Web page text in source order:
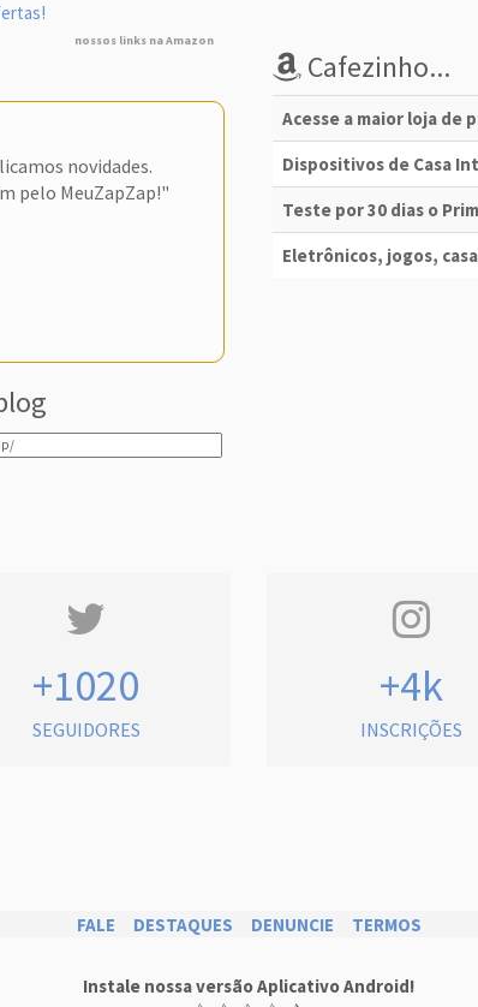
nossos links na Amazon
novidades.
pelo MeuZapZap!"
Cafezinho...
Acesse a maior loja
Dispositivos de Casa
Teste por 30 dias o
Eletrônicos, jogos,
+1020
SEGUIDORES
+4k
INSCRIÇÕES
FALE DESTAQUES DENUNCIE TERMOS
Instale nossa versão Aplicativo Android!